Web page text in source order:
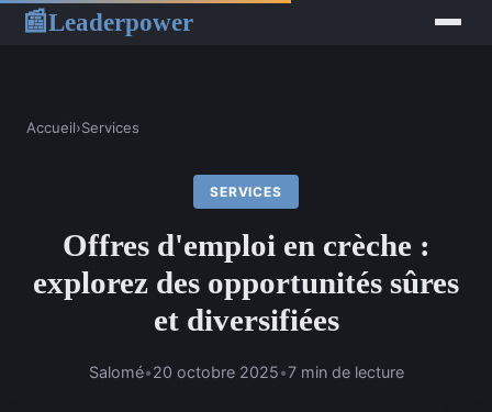
📰Leaderpower
Accueil›Services
SERVICES
Offres d'emploi en crèche :
explorez des opportunités sûres
et diversifiées
Salomé•20 octobre 2025•7 min de lecture